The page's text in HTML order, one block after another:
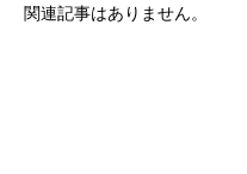
関連記事はありません。